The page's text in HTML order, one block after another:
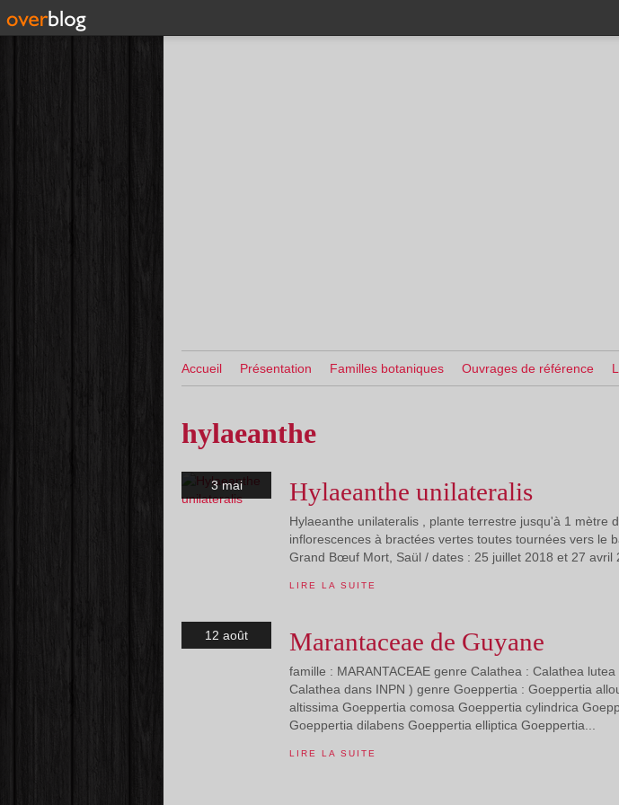
Accueil Présentation Familles botaniques Ouvrages de référence
hylaeanthe
3 mai Hylaeanthe unilateralis
Hylaeanthe unilateralis , plante terrestre jusqu'à 1 mètre
inflorescences à bractées vertes toutes tournées vers le
Grand Bœuf Mort, Saül / dates : 25 juillet 2018 et 27 avril
LIRE LA SUITE
12 août Marantaceae de Guyane
famille : MARANTACEAE genre Calathea : Calathea lutea
Calathea dans INPN ) genre Goeppertia : Goeppertia
altissima Goeppertia comosa Goeppertia cylindrica
Goeppertia dilabens Goeppertia elliptica Goeppertia...
LIRE LA SUITE